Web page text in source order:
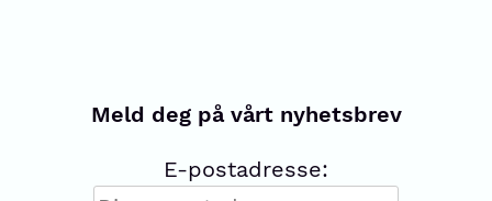
Meld deg på vårt nyhetsbrev
E-postadresse: